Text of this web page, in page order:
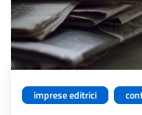
imprese editrici